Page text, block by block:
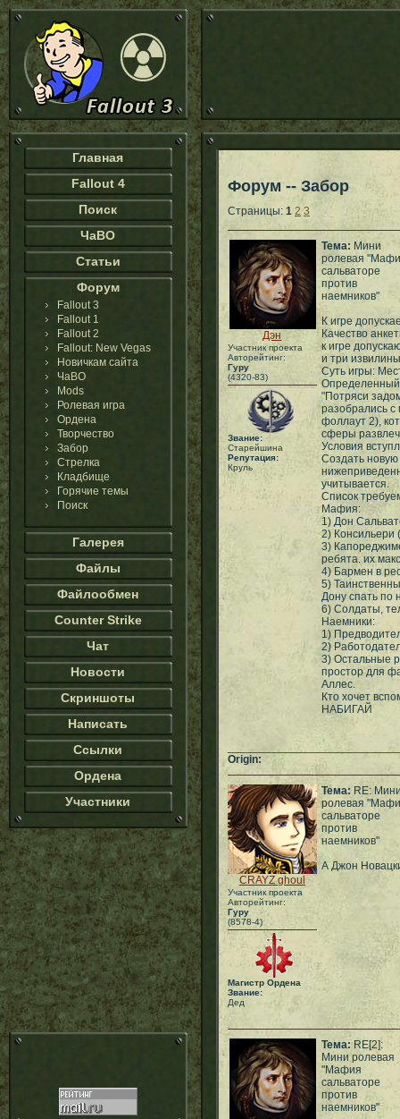
Главная
Fallout 4
Поиск
ЧаВО
Статьи
Форум
Fallout 3
Fallout 1
Fallout 2
Fallout: New Vegas
Новичкам сайта
ЧаВО
Mods
Ролевая игра
Ордена
Творчество
Забор
Стрелка
Кладбище
Горячие темы
Поиск
Галерея
Файлы
Файлообмен
Counter Strike
Чат
Новости
Скриншоты
Написать
Ссылки
Ордена
Участники
Форум -- Забор
Страницы: 1 2 3
Дэн
Участник проекта
Авторейтинг:
Гуру
(4320-83)
Звание:
Старейшина
Репутация:
Круль
Тема: Мини
ролевая
сальваторе
против
наемников"
К игре
Качество
к игре
и три
Суть игры:
Определенный
"Потряси
разобрались
фоллаут 2),
сферы
Условия
Создать
учитывается.
Список
Мафия:
1) Дон
2) Консильери
3)
ребята. их
4) Бармен в
5)
Дону спать по
6) Солдаты,
Наемники:
1)
2)
3) Остальные
простор для
Аллес.
Кто хочет
НАБИГАЙ
Origin:
CRAYZ ghoul
Участник проекта
Авторейтинг:
Гуру
(8578-4)
Магистр Ордена
Звание:
Дед
Тема: RE:
ролевая
сальваторе
против
наемников"
А Джон
Тема:RE[2]:
Мини ролевая
"Мафия
сальваторе
против
наемников"